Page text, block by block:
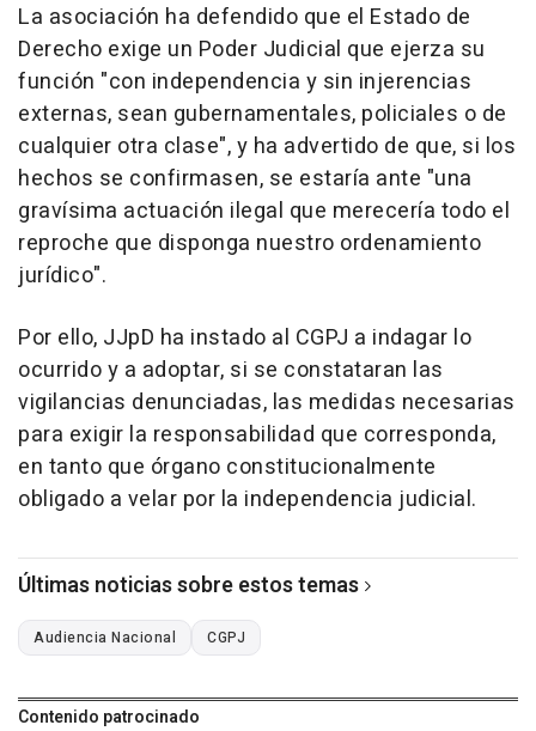
La asociación ha defendido que el Estado de
Derecho exige un Poder Judicial que ejerza su
función "con independencia y sin injerencias
externas, sean gubernamentales, policiales o de
cualquier otra clase", y ha advertido de que, si los
hechos se confirmasen, se estaría ante "una
gravísima actuación ilegal que merecería todo el
reproche que disponga nuestro ordenamiento
jurídico".
Por ello, JJpD ha instado al CGPJ a indagar lo
ocurrido y a adoptar, si se constataran las
vigilancias denunciadas, las medidas necesarias
para exigir la responsabilidad que corresponda,
en tanto que órgano constitucionalmente
obligado a velar por la independencia judicial.
Últimas noticias sobre estos temas
Audiencia Nacional CGPJ
Contenido patrocinado